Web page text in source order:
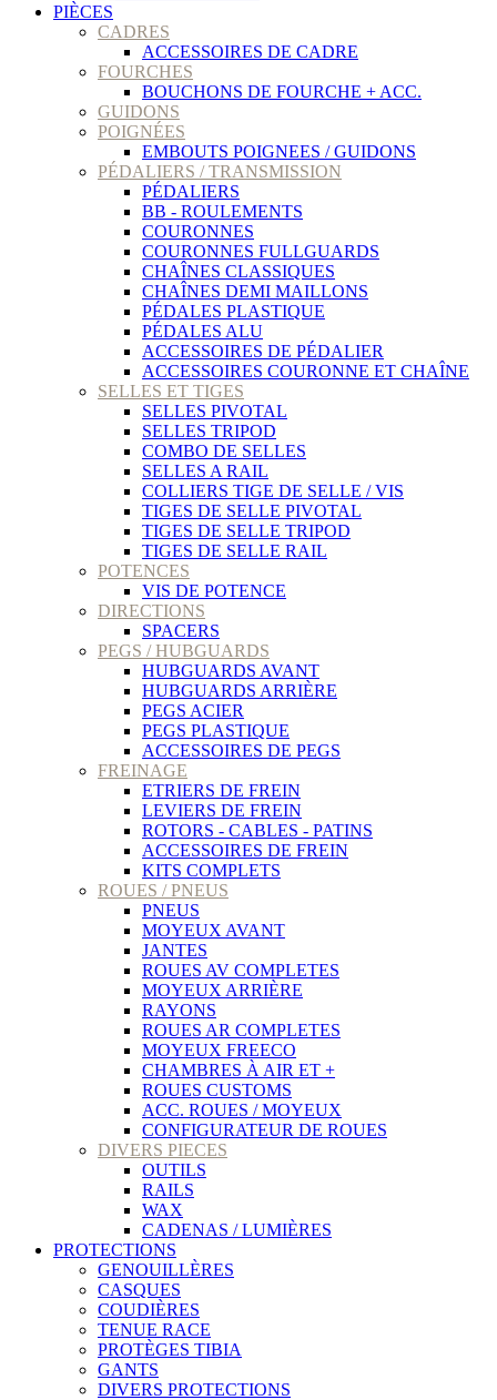
PIÈCES
CADRES
ACCESSOIRES DE CADRE
FOURCHES
BOUCHONS DE FOURCHE + ACC.
GUIDONS
POIGNÉES
EMBOUTS POIGNEES / GUIDONS
PÉDALIERS / TRANSMISSION
PÉDALIERS
BB - ROULEMENTS
COURONNES
COURONNES FULLGUARDS
CHAÎNES CLASSIQUES
CHAÎNES DEMI MAILLONS
PÉDALES PLASTIQUE
PÉDALES ALU
ACCESSOIRES DE PÉDALIER
ACCESSOIRES COURONNE ET CHAÎNE
SELLES ET TIGES
SELLES PIVOTAL
SELLES TRIPOD
COMBO DE SELLES
SELLES A RAIL
COLLIERS TIGE DE SELLE / VIS
TIGES DE SELLE PIVOTAL
TIGES DE SELLE TRIPOD
TIGES DE SELLE RAIL
POTENCES
VIS DE POTENCE
DIRECTIONS
SPACERS
PEGS / HUBGUARDS
HUBGUARDS AVANT
HUBGUARDS ARRIÈRE
PEGS ACIER
PEGS PLASTIQUE
ACCESSOIRES DE PEGS
FREINAGE
ETRIERS DE FREIN
LEVIERS DE FREIN
ROTORS - CABLES - PATINS
ACCESSOIRES DE FREIN
KITS COMPLETS
ROUES / PNEUS
PNEUS
MOYEUX AVANT
JANTES
ROUES AV COMPLETES
MOYEUX ARRIÈRE
RAYONS
ROUES AR COMPLETES
MOYEUX FREECO
CHAMBRES À AIR ET +
ROUES CUSTOMS
ACC. ROUES / MOYEUX
CONFIGURATEUR DE ROUES
DIVERS PIECES
OUTILS
RAILS
WAX
CADENAS / LUMIÈRES
PROTECTIONS
GENOUILLÈRES
CASQUES
COUDIÈRES
TENUE RACE
PROTÈGES TIBIA
GANTS
DIVERS PROTECTIONS